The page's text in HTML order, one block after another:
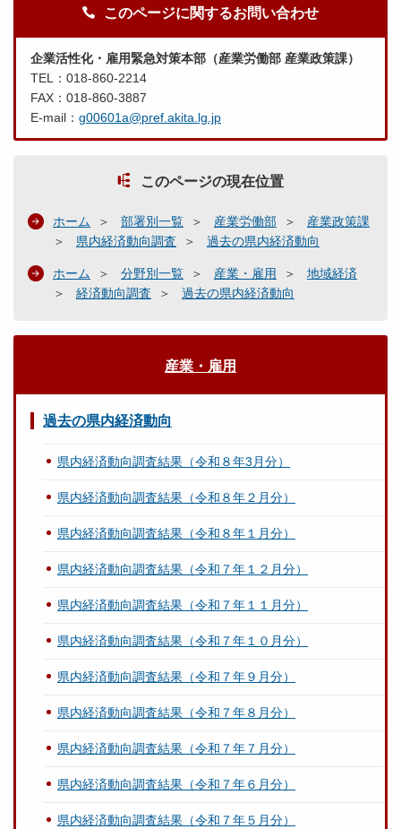
このページに関するお問い合わせ
企業活性化・雇用緊急対策本部（産業労働部 産業政策課）
TEL：018-860-2214
FAX：018-860-3887
E-mail： g00601a@pref.akita.lg.jp
このページの現在位置
ホーム 部署別一覧 産業労働部
産業政策課
県内経済動向調査
過去の県内経済動向
ホーム 分野別一覧 産業・雇用
地域経済
経済動向調査
過去の県内経済動向
産業・雇用
過去の県内経済動向
県内経済動向調査結果（令和８年3月分）
県内経済動向調査結果（令和８年２月分）
県内経済動向調査結果（令和８年１月分）
県内経済動向調査結果（令和７年１２月分）
県内経済動向調査結果（令和７年１１月分）
県内経済動向調査結果（令和７年１０月分）
県内経済動向調査結果（令和７年９月分）
県内経済動向調査結果（令和７年８月分）
県内経済動向調査結果（令和７年７月分）
県内経済動向調査結果（令和７年６月分）
県内経済動向調査結果（令和７年５月分）